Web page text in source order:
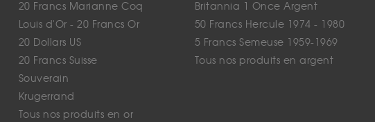
20 Francs Marianne Coq
Louis d'Or - 20 Francs Or
20 Dollars US
20 Francs Suisse
Souverain
Krugerrand
Tous nos produits en or
Britannia 1 Once Argent
50 Francs Hercule 1974 - 1980
5 Francs Semeuse 1959-1969
Tous nos produits en argent